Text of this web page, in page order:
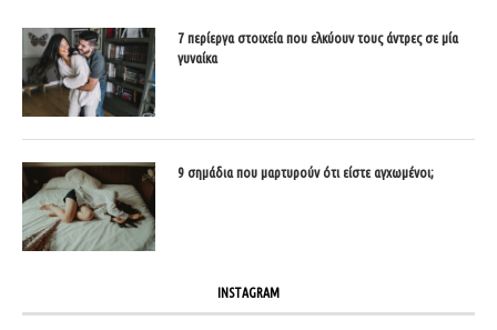
7 περίεργα στοιχεία που ελκύουν τους άντρες σε μία
γυναίκα
9 σημάδια που μαρτυρούν ότι είστε αγχωμένοι;
INSTAGRAM